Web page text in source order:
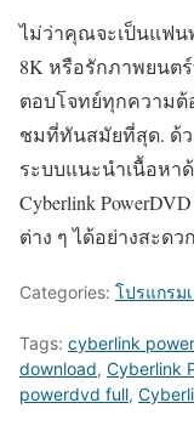
ไม่ว่าคุณจะเป็นแฟน
8K หรือรักภาพยนต
ตอบโจทย์ทุกความ
ชมที่ทันสมัยที่สุด. ด้ว
ระบบแนะนำเนื้อหา
Cyberlink
ต่าง ๆ ได้อย่างสะดว
Categories: โปรแกรม
Tags: cyberlink
download, Cyberlink
powerdvd full,